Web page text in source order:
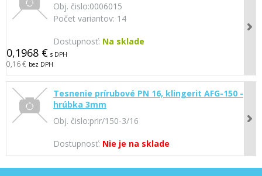
Obj. čislo:0006015
Počet variantov: 14
Dostupnosť: Na sklade
0,1968 € s DPH
0,16 € bez DPH
Tesnenie prírubové PN 16, klingerit AFG-150 -
hrúbka 3mm
Obj. čislo:prir/150-3/16
Dostupnosť: Nie je na sklade